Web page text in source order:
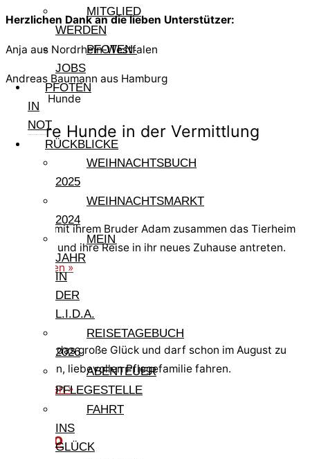
MITGLIED
WERDEN
PFOTEN-
JOBS
PFOTEN
IN
NOT
RÜCKBLICKE
WEIHNACHTSBUCH
2025
WEIHNACHTSMARKT
2024
MEIN
JAHR
IN
DER
L.I.D.A.
REISETAGEBUCH
2026
ABENTEUER
PFLEGESTELLE
FAHRT
INS
GLÜCK
Herzlichen Dank an die lieben Unterstützer:
Anja aus Nordrhein-Westfalen
Andreas Baumann aus Hamburg
Weitere Hunde
Andere Hunde in der Vermittlung
Eva kann mit ihrem Bruder Adam zusammen das Tierheim
verlassen und ihre Reise in ihr neues Zuhause antreten.
weiterlesen »
Adam hat das große Glück und darf schon im August zu
einer tollen, liebevollen Pflegefamilie fahren.
weiterlesen »
Giorgio